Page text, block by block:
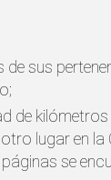
sus
de
lugar en
se